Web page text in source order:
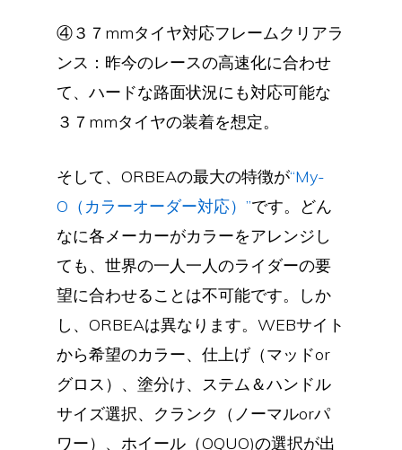
④３７mmタイヤ対応フレームクリアラ
ンス：昨今のレースの高速化に合わせ
て、ハードな路面状況にも対応可能な
３７mmタイヤの装着を想定。
そして、ORBEAの最大の特徴が“My-
O（カラーオーダー対応）”です。どん
なに各メーカーがカラーをアレンジし
ても、世界の一人一人のライダーの要
望に合わせることは不可能です。しか
し、ORBEAは異なります。WEBサイト
から希望のカラー、仕上げ（マッドor
グロス）、塗分け、ステム＆ハンドル
サイズ選択、クランク（ノーマルorパ
ワー）、ホイール（OQUO)の選択が出